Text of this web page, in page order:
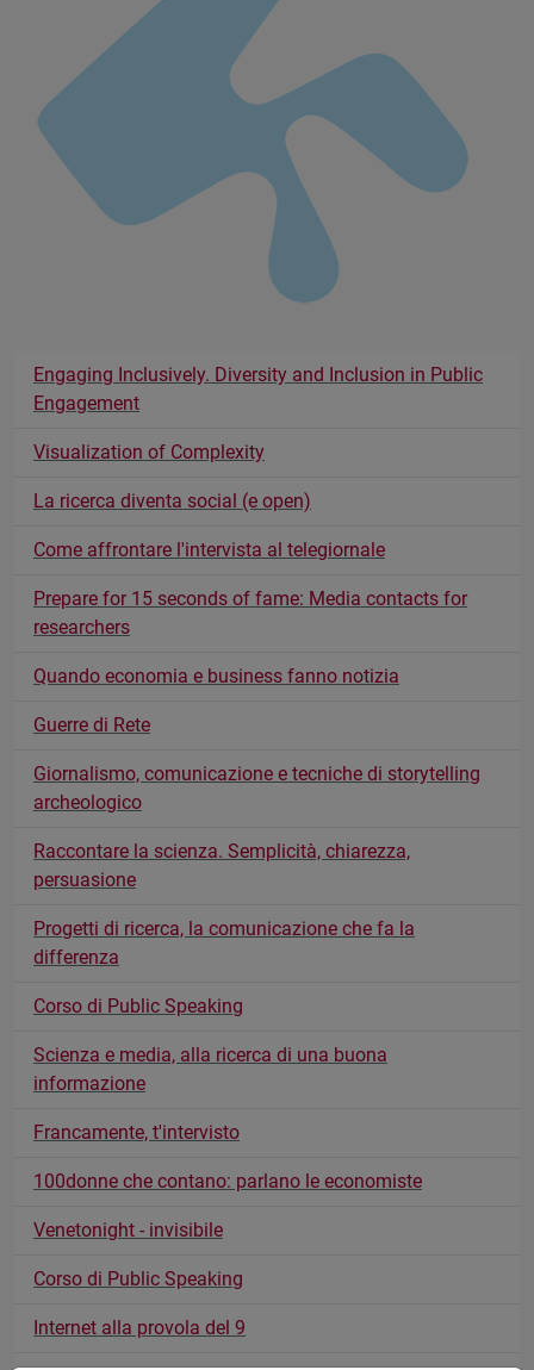
Engaging Inclusively. Diversity and Inclusion in Public
Engagement
Visualization of Complexity
La ricerca diventa social (e open)
Come affrontare l'intervista al telegiornale
Prepare for 15 seconds of fame: Media contacts for
researchers
Quando economia e business fanno notizia
Guerre di Rete
Giornalismo, comunicazione e tecniche di storytelling
archeologico
Raccontare la scienza. Semplicità, chiarezza,
persuasione
Progetti di ricerca, la comunicazione che fa la
differenza
Corso di Public Speaking
Scienza e media, alla ricerca di una buona
informazione
Francamente, t'intervisto
100donne che contano: parlano le economiste
Venetonight - invisibile
Corso di Public Speaking
Internet alla provola del 9